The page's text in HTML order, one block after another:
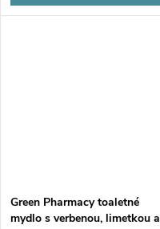
Green Pharmacy toaletné
mydlo s verbenou, limetkou a